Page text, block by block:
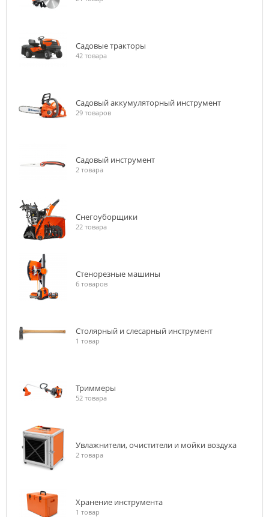
Садовые тракторы
42 товара
Садовый аккумуляторный инструмент
29 товаров
Садовый инструмент
2 товара
Снегоуборщики
22 товара
Стенорезные машины
6 товаров
Столярный и слесарный инструмент
1 товар
Триммеры
52 товара
Увлажнители, очистители и мойки воздуха
2 товара
Хранение инструмента
1 товар